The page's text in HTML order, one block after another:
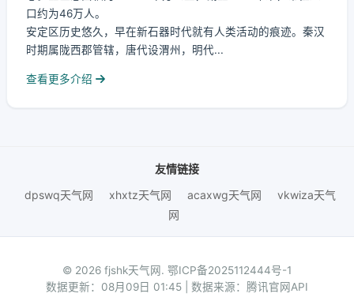
口约为46万人。
安定区历史悠久，早在新石器时代就有人类活动的痕迹。秦汉
时期属陇西郡管辖，唐代设渭州，明代...
查看更多介绍
友情链接
dpswq天气网
xhxtz天气网 acaxwg天气网
vkwiza天气
网
© 2026 fjshk天气网. 鄂ICP备2025112444号-1
数据更新：08月09日 01:45 | 数据来源：腾讯官网API